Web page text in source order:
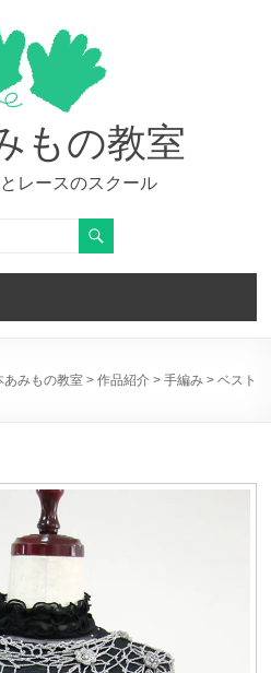
もの教室
レースのスクール
あみもの教室> 作品紹介> 手編み> ベスト